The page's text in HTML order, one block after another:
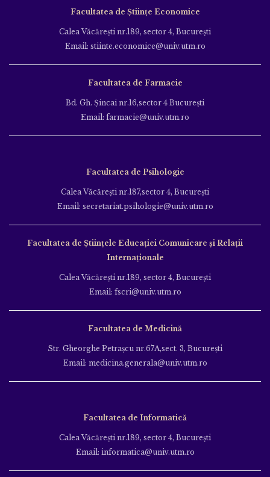
Facultatea de Științe Economice
Calea Văcăreşti nr.189, sector 4, Bucureşti
Email: stiinte.economice@univ.utm.ro
Facultatea de Farmacie
Bd. Gh. Şincai nr.16,sector 4 Bucureşti
Email: farmacie@univ.utm.ro
Facultatea de Psihologie
Calea Văcăreşti nr.187,sector 4, Bucureşti
Email: secretariat.psihologie@univ.utm.ro
Facultatea de Ştiinţele Educației Comunicare și Relații
Internaționale
Calea Văcăreşti nr.189, sector 4, Bucureşti
Email: fscri@univ.utm.ro
Facultatea de Medicină
Str. Gheorghe Petraşcu nr.67A,sect. 3, Bucureşti
Email: medicina.generala@univ.utm.ro
Facultatea de Informatică
Calea Văcăreşti nr.189, sector 4, Bucureşti
Email: informatica@univ.utm.ro